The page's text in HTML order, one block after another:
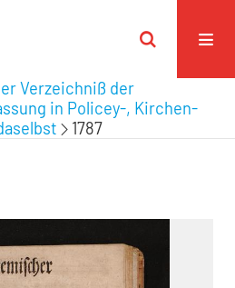
Verzeichniß der
in Policey-, Kirchen-
1787